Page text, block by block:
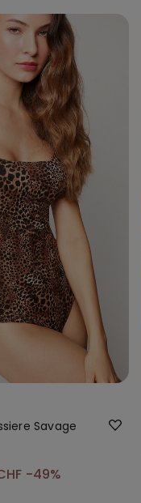
Savage
-49%